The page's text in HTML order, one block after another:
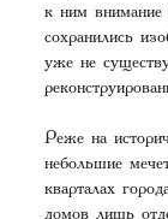
к ним внимание
сохранились
уже не
Реже на
небольшие
кварталах
домов лишь